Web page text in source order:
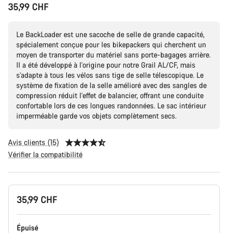
35,99 CHF
Le BackLoader est une sacoche de selle de grande capacité,
spécialement conçue pour les bikepackers qui cherchent un
moyen de transporter du matériel sans porte-bagages arrière.
Il a été développé à l'origine pour notre Grail AL/CF, mais
s'adapte à tous les vélos sans tige de selle télescopique. Le
système de fixation de la selle amélioré avec des sangles de
compression réduit l'effet de balancier, offrant une conduite
confortable lors de ces longues randonnées. Le sac intérieur
imperméable garde vos objets complètement secs.
Avis clients (15)
Vérifier la compatibilité
Configuration
35,99 CHF
Épuisé